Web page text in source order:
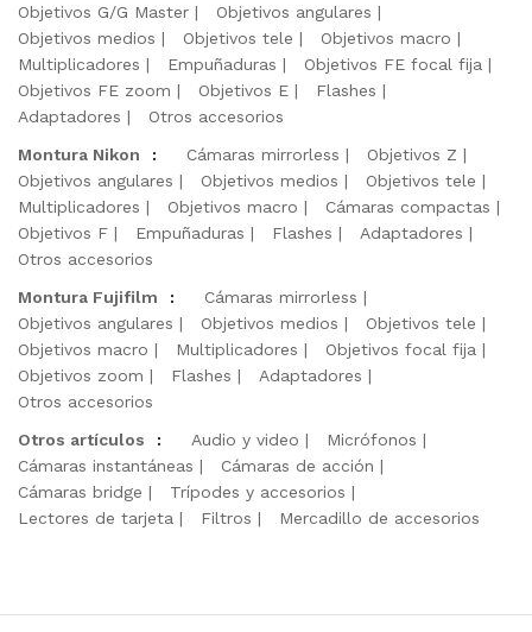
Objetivos G/G Master
Objetivos angulares
Objetivos medios
Objetivos tele
Objetivos macro
Multiplicadores
Empuñaduras
Objetivos FE focal fija
Objetivos FE zoom
Objetivos E
Flashes
Adaptadores
Otros accesorios
Montura Nikon
: Cámaras mirrorless
Objetivos Z
Objetivos angulares
Objetivos medios
Objetivos tele
Multiplicadores
Objetivos macro
Cámaras compactas
Objetivos F
Empuñaduras Flashes
Adaptadores
Otros accesorios
Montura Fujifilm
:
Cámaras mirrorless
Objetivos angulares
Objetivos medios
Objetivos tele
Objetivos macro
Multiplicadores
Objetivos focal fija
Objetivos zoom
Flashes
Adaptadores
Otros accesorios
Otros artículos
: Audio y video
Micrófonos
Cámaras instantáneas
Cámaras de acción
Cámaras bridge
Trípodes y accesorios
Lectores de tarjeta
Filtros Mercadillo de accesorios